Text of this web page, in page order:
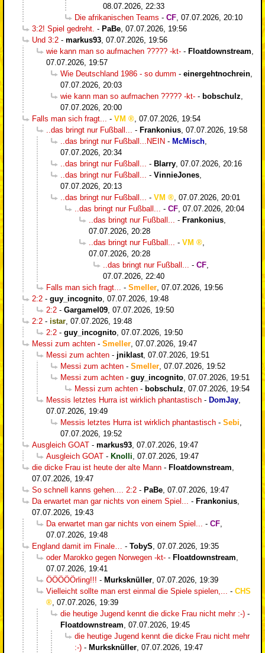
08.07.2026, 22:33
Die afrikanischen Teams - CF 07.07.2026, 20:10
3:2! Spiel gedreht. - PaBe 07.07.2026, 19:56
Und 3:2 - markus93 07.07.2026, 19:56
wie kann man so aufmachen ????? -kt- - Floatdownstream
07.07.2026, 19:57
Wie Deutschland 1986 - so dumm - einergehtnochrein
07.07.2026, 20:03
wie kann man so aufmachen ????? -kt- - bobschulz
07.07.2026, 20:00
Falls man sich fragt...
- VM
07.07.2026, 19:54
..das bringt nur Fußball...
- Frankonius 07.07.2026, 19:58
..das bringt nur Fußball...NEIN - McMisch
07.07.2026, 20:34
..das bringt nur Fußball...
- Blarry 07.07.2026, 20:16
..das bringt nur Fußball...
- VinnieJones
07.07.2026, 20:13
..das bringt nur Fußball...
- VM
07.07.2026, 20:01
..das bringt nur Fußball...
- CF 07.07.2026, 20:04
..das bringt nur Fußball...
- Frankonius
07.07.2026, 20:28
..das bringt nur Fußball...
- VM
07.07.2026, 20:28
..das bringt nur Fußball...
- CF
07.07.2026, 22:40
Falls man sich fragt...
- Smeller 07.07.2026, 19:56
2:2 - guy_incognito 07.07.2026, 19:48
2:2 - Gargamel09 07.07.2026, 19:50
2:2 - istar 07.07.2026, 19:48
2:2 - guy_incognito 07.07.2026, 19:50
Messi zum achten - Smeller 07.07.2026, 19:47
Messi zum achten - jniklast, 07.07.2026, 19:51
Messi zum achten - Smeller 07.07.2026, 19:52
Messi zum achten - guy_incognito 07.07.2026, 19:51
Messi zum achten - bobschulz 07.07.2026, 19:54
Messis letztes Hurra ist wirklich phantastisch - DomJay
07.07.2026, 19:49
Messis letztes Hurra ist wirklich phantastisch - Sebi
07.07.2026, 19:52
Ausgleich GOAT - markus93 07.07.2026, 19:47
Ausgleich GOAT - Knolli 07.07.2026, 19:47
die dicke Frau ist heute der alte Mann - Floatdownstream
07.07.2026, 19:47
So schnell kanns gehen.... 2:2 - PaBe 07.07.2026, 19:47
Da erwartet man gar nichts von einem Spiel...
- Frankonius
07.07.2026, 19:43
Da erwartet man gar nichts von einem Spiel...
- CF
07.07.2026, 19:48
England damit im Finale…
- TobyS 07.07.2026, 19:35
oder Marokko gegen Norwegen -kt- - Floatdownstream
07.07.2026, 19:41
ÖÖÖÖÖrling!!! - Murksknüller 07.07.2026, 19:39
Vielleicht sollte man erst einmal die Spiele spielen,...
- CHS
07.07.2026, 19:39
die heutige Jugend kennt die dicke Frau nicht mehr :-) -
Floatdownstream 07.07.2026, 19:45
die heutige Jugend kennt die dicke Frau nicht mehr
:-) - Murksknüller 07.07.2026, 19:47